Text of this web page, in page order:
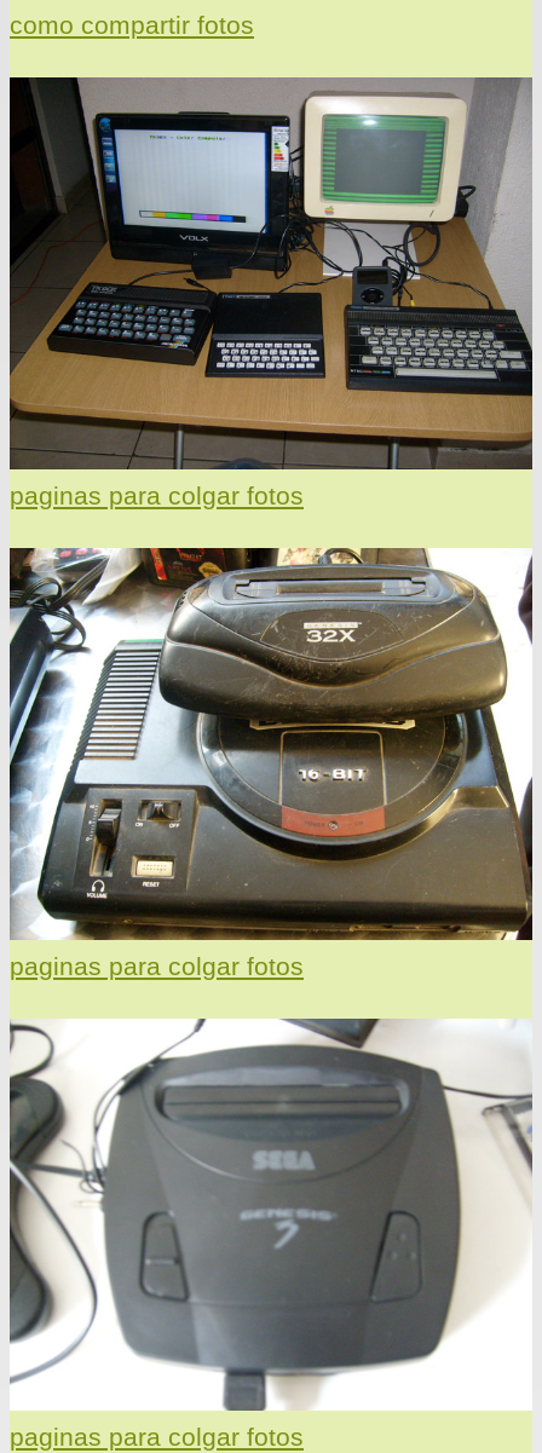
como compartir fotos
paginas para colgar fotos
paginas para colgar fotos
paginas para colgar fotos